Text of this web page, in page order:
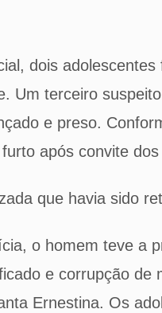
dois
Um terceiro
e preso.
após convite
que havia sido
o homem teve a
e corrupção de
Ernestina. Os